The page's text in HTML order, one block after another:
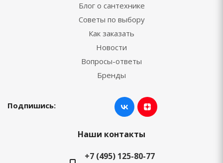
Блог о сантехнике
Советы по выбору
Как заказать
Новости
Вопросы-ответы
Бренды
Подпишись:
Наши контакты
+7 (495) 125-80-77